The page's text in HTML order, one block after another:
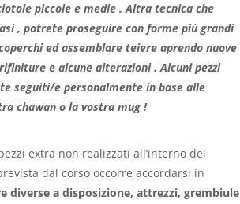
piccole e medie . Altra tecnica che
, potrete proseguire con forme più grandi
ed assemblare teiere aprendo nuove
e alcune alterazioni . Alcuni pezzi
seguiti/e personalmente in base alle
chawan o la vostra mug !
extra non realizzati all’interno dei
dal corso occorre accordarsi in
diverse a disposizione, attrezzi, grembiule